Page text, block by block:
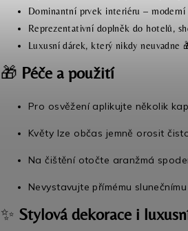
Dominantní prvek interiéru – moderní
Reprezentativní doplněk do hotelů,
Luxusní dárek, který nikdy neuvadne
🎁 Péče a použití
Pro osvěžení aplikujte několik
Květy lze občas jemně orosit
Na čištění otočte aranžmá
Nevystavujte přímému
✨ Stylová dekorace i